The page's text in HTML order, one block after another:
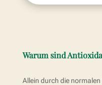
Warum sind
Allein durch die